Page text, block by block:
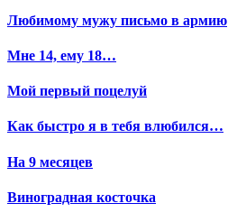
Любимому мужу письмо в армию
Мне 14, ему 18…
Мой первый поцелуй
Как быстро я в тебя влюбился…
На 9 месяцев
Виноградная косточка